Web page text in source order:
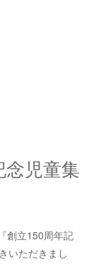
念児童集
創立150周年記
いただきまし